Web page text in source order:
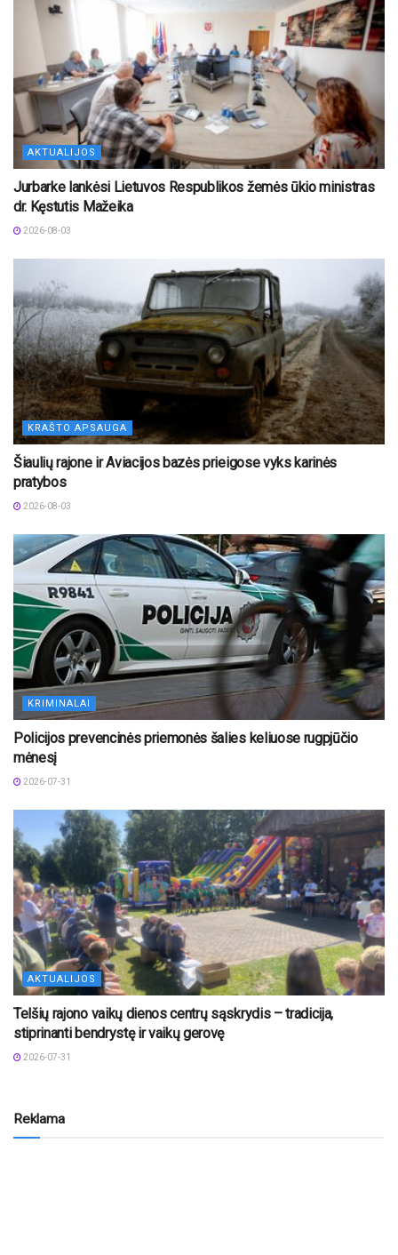
AKTUALIJOS
Jurbarke lankėsi Lietuvos Respublikos žemės ūkio ministras
dr. Kęstutis Mažeika
2026-08-03
KRAŠTO APSAUGA
Šiaulių rajone ir Aviacijos bazės prieigose vyks karinės
pratybos
2026-08-03
KRIMINALAI
Policijos prevencinės priemonės šalies keliuose rugpjūčio
mėnesį
2026-07-31
AKTUALIJOS
Telšių rajono vaikų dienos centrų sąskrydis – tradicija,
stiprinanti bendrystę ir vaikų gerovę
2026-07-31
Reklama